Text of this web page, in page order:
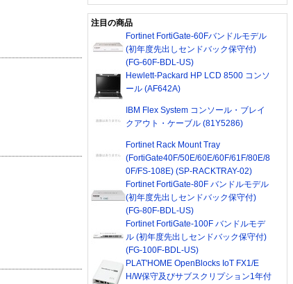
注目の商品
Fortinet FortiGate-60Fバンドルモデル
(初年度先出しセンドバック保守付)
(FG-60F-BDL-US)
Hewlett-Packard HP LCD 8500 コンソ
ール (AF642A)
IBM Flex System コンソール・ブレイ
クアウト・ケーブル (81Y5286)
Fortinet Rack Mount Tray
(FortiGate40F/50E/60E/60F/61F/80E/8
0F/FS-108E) (SP-RACKTRAY-02)
Fortinet FortiGate-80F バンドルモデル
(初年度先出しセンドバック保守付)
(FG-80F-BDL-US)
Fortinet FortiGate-100F バンドルモデ
ル (初年度先出しセンドバック保守付)
(FG-100F-BDL-US)
PLAT'HOME OpenBlocks IoT FX1/E
H/W保守及びサブスクリプション1年付